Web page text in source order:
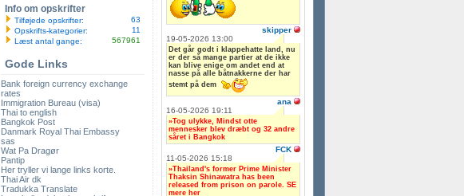
Info om opskrifter
Tilføjede opskrifter:
63
Opskrifts-kategorier:
11
Læst antal gange:
567961
Gode Links
Bank foreign currency exchange
rates
Immigration Bureau (visa)
Thai to english
Bangkok Post
Danmark Royal Thai Embassy
sas
Wat Pa Dragør
Pantip
Her tryller vi lange links korte.
Thai Air dk
Tradukka Translate
skipper
19-05-2026 13:00
Det går godt i klappehatte land, nu
er der så mange partier at de ikke
kan blive enige om andet end at
nasse på alle båtnakkerne der har
stemt på dem
ana
16-05-2026 19:11
»Tog ulykke, Mindst otte
mennesker blev dræbt og 32 andre
såret i Bangkok
FCK
11-05-2026 15:18
»Thailand's former Prime Minister
Thaksin Shinawatra has been
released from prison on parole. SE
mere her